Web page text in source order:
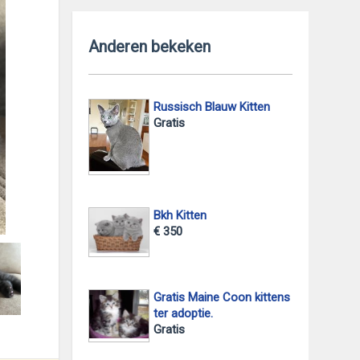
Anderen bekeken
Russisch Blauw Kitten
Gratis
Bkh Kitten
€ 350
Gratis Maine Coon kittens
ter adoptie.
Gratis